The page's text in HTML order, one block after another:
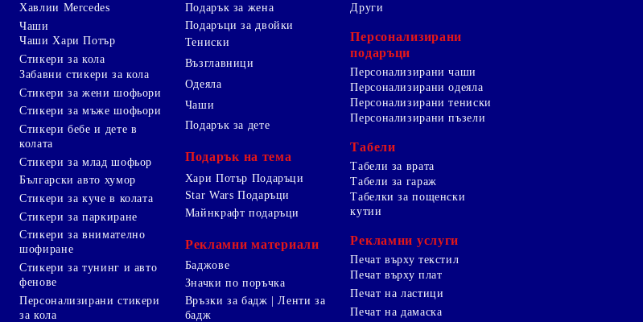
Хавлии Mercedes
Чаши
Чаши Хари Потър
Стикери за кола
Забавни стикери за кола
Стикери за жени шофьори
Стикери за мъже шофьори
Стикери бебе и дете в
колата
Стикери за млад шофьор
Български авто хумор
Стикери за куче в колата
Стикери за паркиране
Стикери за внимателно
шофиране
Стикери за тунинг и авто
фенове
Персонализирани стикери
за кола
Подарък за жена
Подаръци за двойки
Тениски
Възглавници
Одеяла
Чаши
Подарък за дете
Подарък на тема
Хари Потър Подаръци
Star Wars Подаръци
Майнкрафт подаръци
Рекламни материали
Баджове
Значки по поръчка
Връзки за бадж | Ленти за
бадж
Други
Персонализирани
подаръци
Персонализирани чаши
Персонализирани одеяла
Персонализирани тениски
Персонализирани пъзели
Табели
Табели за врата
Табели за гараж
Табелки за пощенски
кутии
Рекламни услуги
Печат върху текстил
Печат върху плат
Печат на ластици
Печат на дамаска